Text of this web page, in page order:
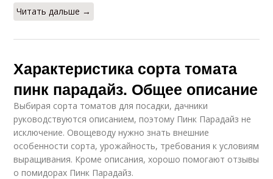
Читать дальше →
Характеристика сорта томата
пинк парадайз. Общее описание
Выбирая сорта томатов для посадки, дачники
руководствуются описанием, поэтому Пинк Парадайз не
исключение. Овощеводу нужно знать внешние
особенности сорта, урожайность, требования к условиям
выращивания. Кроме описания, хорошо помогают отзывы
о помидорах Пинк Парадайз.